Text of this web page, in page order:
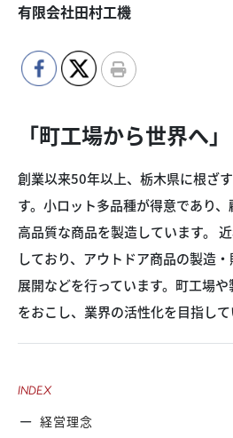
有限会社田村工機
「町工場から世界へ
創業以来50年以上、栃木県に根ざ
す。小ロット多品種が得意であり
高品質な商品を製造しています。
しており、アウトドア商品の製造
展開などを行っています。町工場
をおこし、業界の活性化を目指して
INDEX
経営理念